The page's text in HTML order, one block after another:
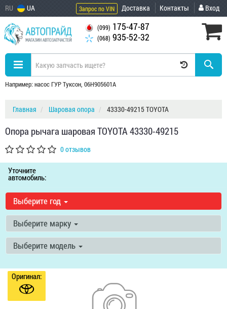
RU UA Запрос по VIN Доставка Контакты Вход
(099) 175-47-87
(068) 935-52-32
Например: насос ГУР Туксон, 06H905601A
Главная Шаровая опора 43330-49215 TOYOTA
Опора рычага шаровая TOYOTA 43330-49215
0 отзывов
Уточните
автомобиль:
Выберите год
Выберите марку
Выберите модель
Оригинал: